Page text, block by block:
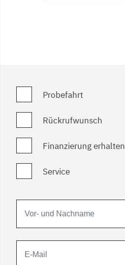
Probefahrt
Rückrufwunsch
Finanzierung erhalten
Service